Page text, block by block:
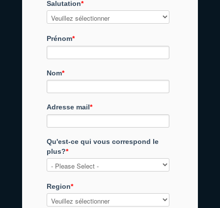
Salutation*
Prénom*
Nom*
Adresse mail*
Qu'est-ce qui vous correspond le
plus?*
Region*